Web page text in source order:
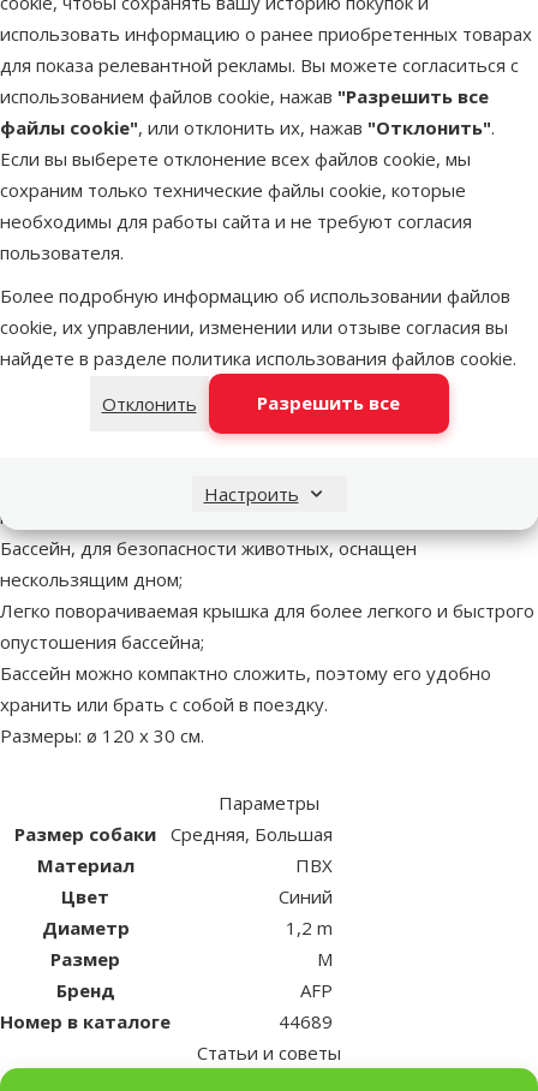
использовать информацию о ранее приобретенных товарах
для показа релевантной рекламы. Вы можете согласиться с
использованием файлов cookie, нажав "Разрешить все
файлы cookie", или отклонить их, нажав "Отклонить".
Если вы выберете отклонение всех файлов cookie, мы
сохраним только технические файлы cookie, которые
необходимы для работы сайта и не требуют согласия
пользователя.
Более подробную информацию об использовании файлов
cookie, их управлении, изменении или отзыве согласия вы
найдете в разделе политика использования файлов cookie.
Отклонить
Разрешить все
Настроить
❄️
🛍️
В наличии В
Другие подобные продукты
В начало страницы
superzoo.product.detail.content
Бассейн для собак – AFP Chill Out, Splash And Fun Dog Pool M, ø
Бассейн, который поможет вашей собаке освежиться в
Изготовлен из безопасного для животных и чрезвычайно
прочного ПВХ-материала;
Бассейн, для безопасности животных, оснащен
нескользящим дном;
Легко поворачиваемая крышка для более легкого и быстрого
опустошения бассейна;
Бассейн можно компактно сложить, поэтому его удобно
хранить или брать с собой в поездку.
Размеры: ø 120 x 30 см.
Параметры
Размер собаки Средняя, Большая
Материал
ПВХ
Цвет
Синий
Диаметр
1,2 m
Размер
M
Бренд
AFP
Номер в каталоге
44689
Статьи и советы